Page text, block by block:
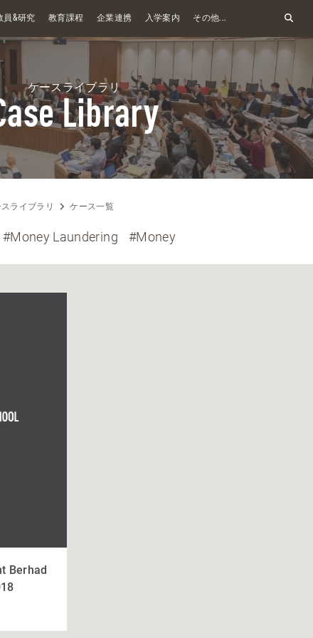
員&研究 教育課程 企業連携 入学案内 その他...
ケースライブラリ
Library
ライブラリ ケース一覧
#Money Laundering #Money
Berhad